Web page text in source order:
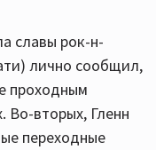
славы рок-н-
лично сообщил,
проходным
Во-вторых, Гленн
переходные